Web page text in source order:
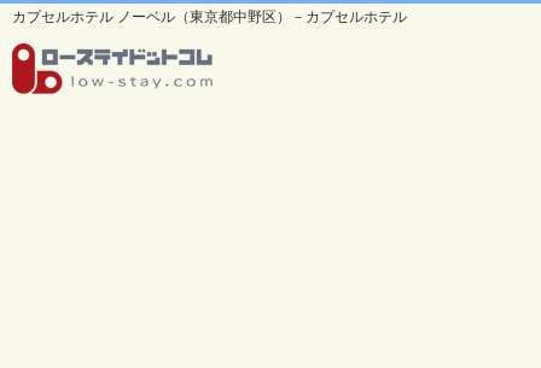
カプセルホテル ノーベル（東京都中野区）－カプセルホテル